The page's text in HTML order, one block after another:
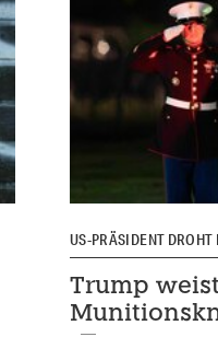
US-PRÄSIDENT DROHT
Trump